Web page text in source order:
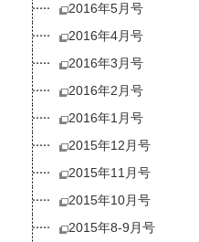
2016年5月号
2016年4月号
2016年3月号
2016年2月号
2016年1月号
2015年12月号
2015年11月号
2015年10月号
2015年8-9月号